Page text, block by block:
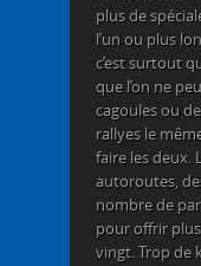
plus de
l’un ou plus
c’est surtout
que l’on ne
cagoules ou
rallyes le
faire les deux.
autoroutes,
nombre de
pour offrir
vingt. Trop de